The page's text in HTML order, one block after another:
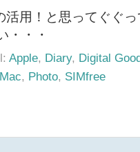
活用！と思ってぐぐ
・・・
Apple,Diary,Digital